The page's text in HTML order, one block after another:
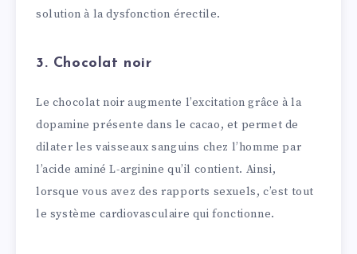
solution à la dysfonction érectile.
3. Chocolat noir
Le chocolat noir augmente l’excitation grâce à la
dopamine présente dans le cacao, et permet de
dilater les vaisseaux sanguins chez l’homme par
l’acide aminé L-arginine qu’il contient. Ainsi,
lorsque vous avez des rapports sexuels, c’est tout
le système cardiovasculaire qui fonctionne.